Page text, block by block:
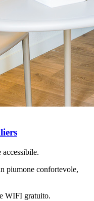
piumone confortevole,
WIFI gratuito.